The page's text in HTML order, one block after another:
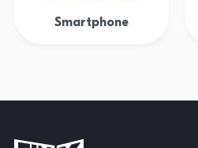
Smartphone